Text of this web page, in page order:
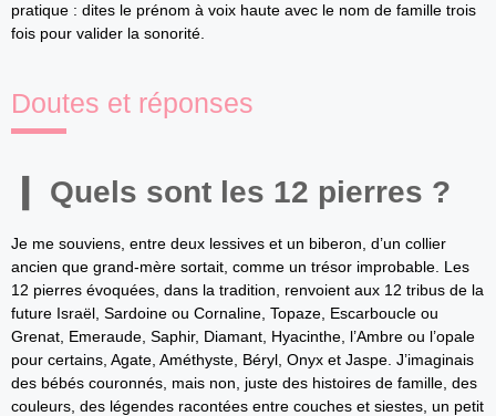
pratique : dites le prénom à voix haute avec le nom de famille trois
fois pour valider la sonorité.
Doutes et réponses
Quels sont les 12 pierres ?
Je me souviens, entre deux lessives et un biberon, d’un collier
ancien que grand-mère sortait, comme un trésor improbable. Les
12 pierres évoquées, dans la tradition, renvoient aux 12 tribus de la
future Israël, Sardoine ou Cornaline, Topaze, Escarboucle ou
Grenat, Emeraude, Saphir, Diamant, Hyacinthe, l’Ambre ou l’opale
pour certains, Agate, Améthyste, Béryl, Onyx et Jaspe. J’imaginais
des bébés couronnés, mais non, juste des histoires de famille, des
couleurs, des légendes racontées entre couches et siestes, un petit